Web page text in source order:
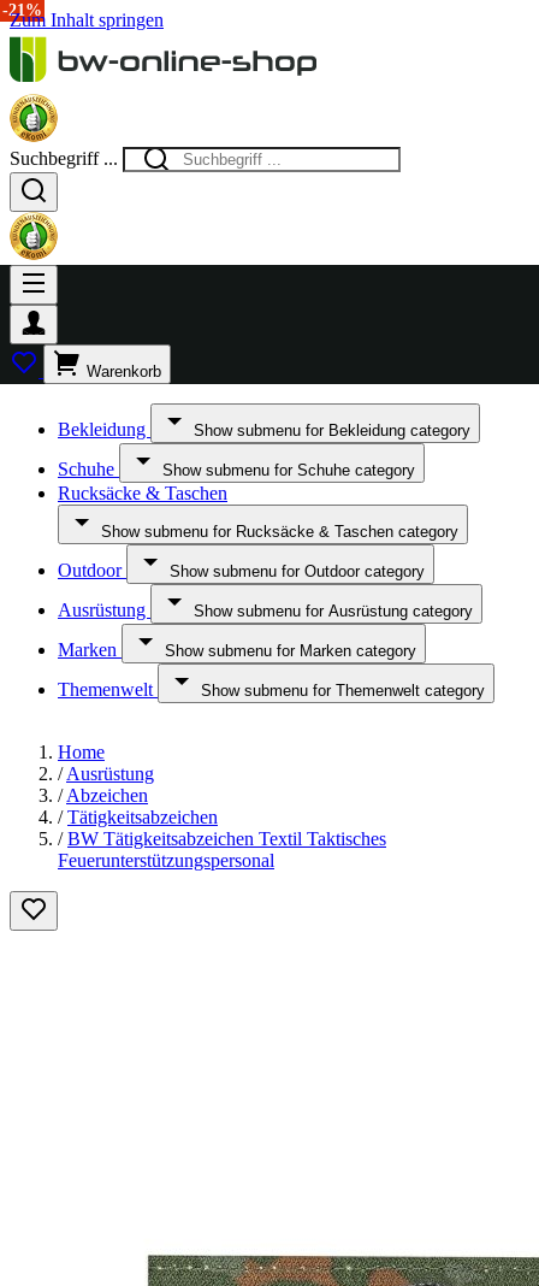
Zum Inhalt springen
Suchbegriff ...
Warenkorb
Bekleidung Show submenu for Bekleidung category
Schuhe Show submenu for Schuhe category
Rucksäcke & Taschen
Show submenu for Rucksäcke & Taschen category
Outdoor Show submenu for Outdoor category
Ausrüstung Show submenu for Ausrüstung category
Marken Show submenu for Marken category
Themenwelt Show submenu for Themenwelt category
Home
/ Ausrüstung
/ Abzeichen
/ Tätigkeitsabzeichen
/ BW Tätigkeitsabzeichen Textil Taktisches
Feuerunterstützungspersonal
-21%